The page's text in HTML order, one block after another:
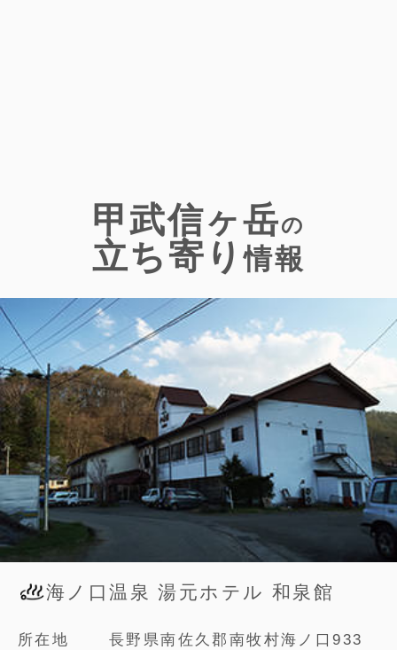
甲武信ヶ岳の
立ち寄り情報
海ノ口温泉 湯元ホテル 和泉館
所在地 長野県南佐久郡南牧村海ノ口933